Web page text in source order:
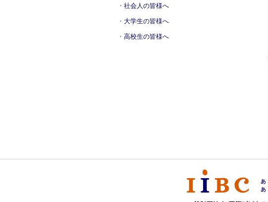
社会人の皆様へ
大学生の皆様へ
高校生の皆様へ